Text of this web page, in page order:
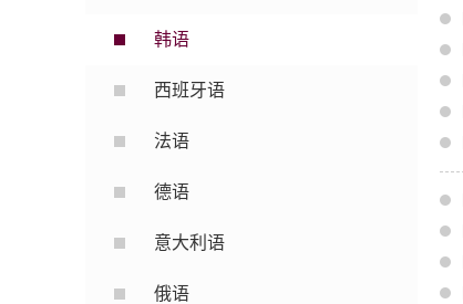
韩语
西班牙语
法语
德语
意大利语
俄语